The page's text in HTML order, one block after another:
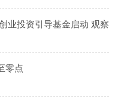
业投资引导基金启动 观察
零点